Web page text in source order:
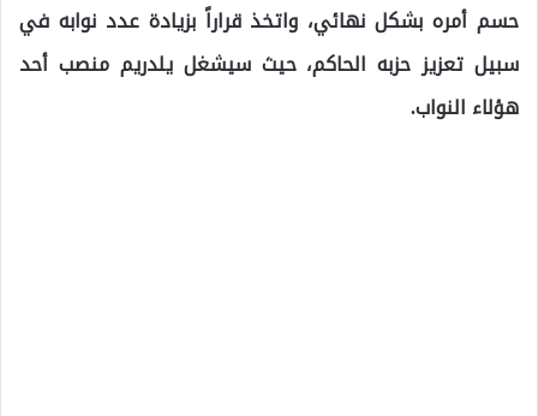
حسم أمره بشكل نهائي، واتخذ قراراً بزيادة عدد نوابه في
سبيل تعزيز حزبه الحاكم، حيث سيشغل يلدريم منصب أحد
هؤلاء النواب.